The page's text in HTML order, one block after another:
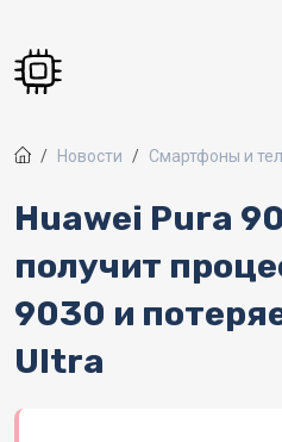
Новости Смартфоны и
Huawei Pura
получит
9030 и
Ultra